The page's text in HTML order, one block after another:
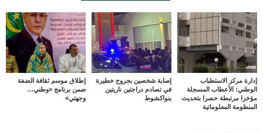
إدارة مركز الاستطباب
الوطني: الأعطاب المسجلة
مؤخرا مرتبطة حصرا بتحديث
المنظومة المعلوماتية
إصابة شخصين بجروح خطيرة
في تصادم دراجتين ناريتين
بنواكشوط
إطلاق موسم ثقافة الضفة
ضمن برنامج «وطني…
وجهتي»